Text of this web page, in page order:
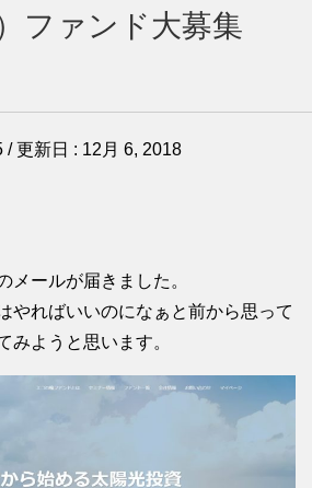
ファンド大募集
/ 更新日 : 12月 6, 2018
メールが届きました。
やればいいのになぁと前から思って
みようと思います。